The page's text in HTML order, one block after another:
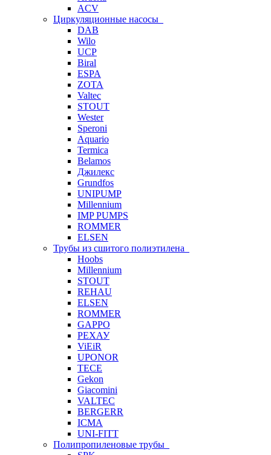
ACV
Циркуляционные насосы
DAB
Wilo
UCP
Biral
ESPA
ZOTA
Valtec
STOUT
Wester
Speroni
Aquario
Termica
Belamos
Джилекс
Grundfos
UNIPUMP
Millennium
IMP PUMPS
ROMMER
ELSEN
Трубы из сшитого полиэтилена
Hoobs
Millennium
STOUT
REHAU
ELSEN
ROMMER
GAPPO
РЕХАУ
ViEiR
UPONOR
TECE
Gekon
Giacomini
VALTEC
BERGERR
ICMA
UNI-FITT
Полипропиленовые трубы